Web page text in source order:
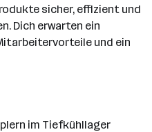
sicher, effizient und
Dich erwarten ein
und ein
im Tiefkühllager